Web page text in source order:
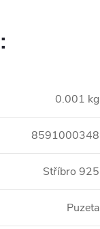
0.001 kg
8591000348
Stříbro 925
Puzeta